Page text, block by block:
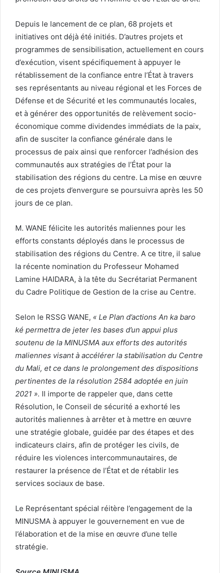
Depuis le lancement de ce plan, 68 projets et
initiatives ont déjà été initiés. D’autres projets et
programmes de sensibilisation, actuellement en cours
d’exécution, visent spécifiquement à appuyer le
rétablissement de la confiance entre l’État à travers
ses représentants au niveau régional et les Forces de
Défense et de Sécurité et les communautés locales,
et à générer des opportunités de relèvement socio-
économique comme dividendes immédiats de la paix,
afin de susciter la confiance générale dans le
processus de paix ainsi que renforcer l’adhésion des
communautés aux stratégies de l’État pour la
stabilisation des régions du centre. La mise en œuvre
de ces projets d’envergure se poursuivra après les 50
jours de ce plan.
M. WANE félicite les autorités maliennes pour les
efforts constants déployés dans le processus de
stabilisation des régions du Centre. A ce titre, il salue
la récente nomination du Professeur Mohamed
Lamine HAIDARA, à la tête du Secrétariat Permanent
du Cadre Politique de Gestion de la crise au Centre.
Selon le RSSG WANE, « Le Plan d’actions An ka baro
ké permettra de jeter les bases d’un appui plus
soutenu de la MINUSMA aux efforts des autorités
maliennes visant à accélérer la stabilisation du Centre
du Mali, et ce dans le prolongement des dispositions
pertinentes de la résolution 2584 adoptée en juin
2021 ». Il importe de rappeler que, dans cette
Résolution, le Conseil de sécurité a exhorté les
autorités maliennes à arrêter et à mettre en œuvre
une stratégie globale, guidée par des étapes et des
indicateurs clairs, afin de protéger les civils, de
réduire les violences intercommunautaires, de
restaurer la présence de l’État et de rétablir les
services sociaux de base.
Le Représentant spécial réitère l’engagement de la
MINUSMA à appuyer le gouvernement en vue de
l’élaboration et de la mise en œuvre d’une telle
stratégie.